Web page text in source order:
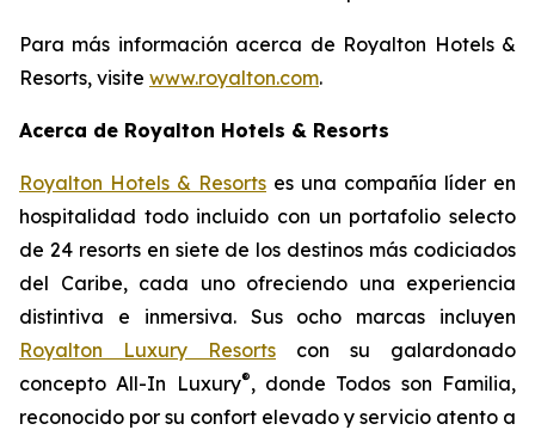
Para más información acerca de Royalton Hotels &
Resorts, visite www.royalton.com.
Acerca de Royalton Hotels & Resorts
Royalton Hotels & Resorts es una compañía líder en
hospitalidad todo incluido con un portafolio selecto
de 24 resorts en siete de los destinos más codiciados
del Caribe, cada uno ofreciendo una experiencia
distintiva e inmersiva. Sus ocho marcas incluyen
Royalton Luxury Resorts con su galardonado
concepto All-In Luxury®, donde Todos son Familia,
reconocido por su confort elevado y servicio atento a